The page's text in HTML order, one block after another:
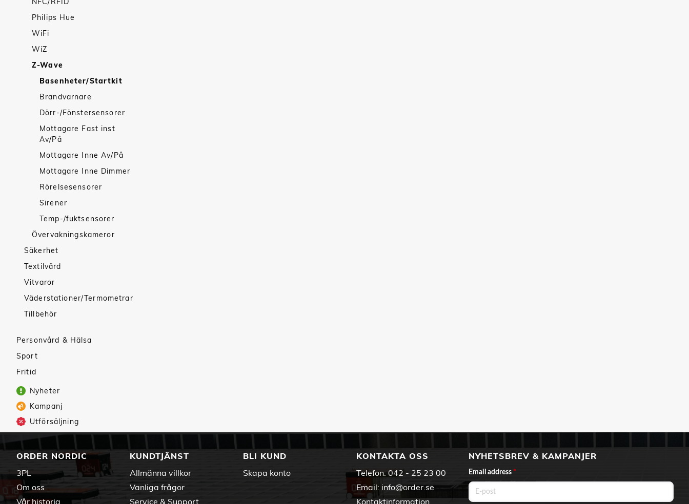
Philips Hue
WiFi
WiZ
Z-Wave
Basenheter/Startkit
Brandvarnare
Dörr-/Fönstersensorer
Mottagare Fast inst
Av/På
Mottagare Inne Av/På
Mottagare Inne Dimmer
Rörelsesensorer
Sirener
Temp-/fuktsensorer
Övervakningskameror
Säkerhet
Textilvård
Vitvaror
Väderstationer/Termometrar
Tillbehör
Personvård & Hälsa
Sport
Fritid
Nyheter
Kampanj
Utförsäljning
ORDER NORDIC
3PL
Om oss
Vår historia
KUNDTJÄNST
Allmänna villkor
Vanliga frågor
Service & Support
BLI KUND
Skapa konto
KONTAKTA OSS
Telefon: 042 - 25 23 00
Email: info@order.se
Kontaktinformation
NYHETSBREV & KAMPANJER
Email address *